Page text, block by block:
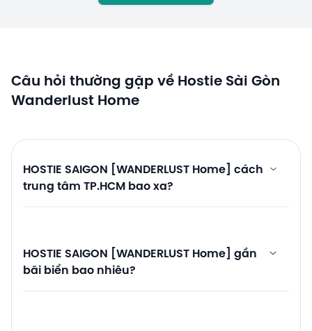
Câu hỏi thường gặp về Hostie Sài Gòn
Wanderlust Home
HOSTIE SAIGON [WANDERLUST Home] cách
trung tâm TP.HCM bao xa?
HOSTIE SAIGON [WANDERLUST Home] gần
bãi biển bao nhiêu?